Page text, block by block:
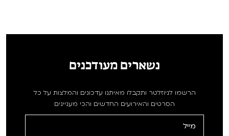
נשארים מעודכנים
הרשמו לניוזלטר ותקבלו מאיתנו עדכונים והמלצות על כל
הסרטים והאירועים החדשים והכי מעניינים